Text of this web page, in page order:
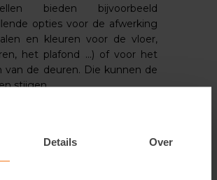
Details Over
bieden bijvoorbeeld
opties voor de afwerking
en kleuren voor de vloer,
het plafond …) of voor het
van de deuren. Die kunnen de
stijgen.
inbegrepen in de
van de lift.